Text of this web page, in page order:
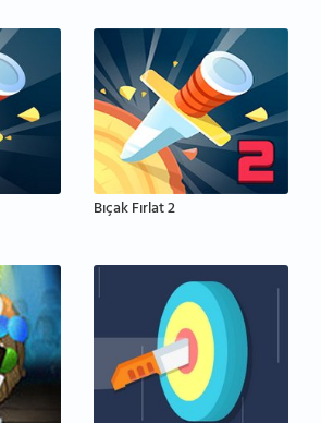
Bıçak Fırlat 2